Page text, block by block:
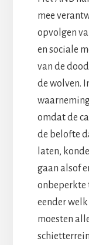
mee
opvolgen
en sociale
van de
de wolven.
omdat de
de belofte
laten,
gaan alsof
onbeperkte
eender
moesten